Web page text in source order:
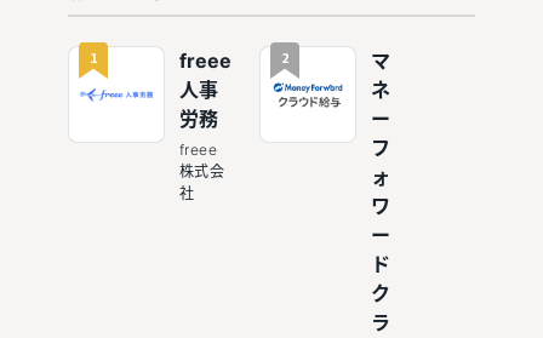
休暇を自
動で管理
管理を連
携し効率
1
freee
人事
労務
freee
株式会
社
2
マ
ネ
ー
フ
ォ
ワ
ー
ド
ク
ラ